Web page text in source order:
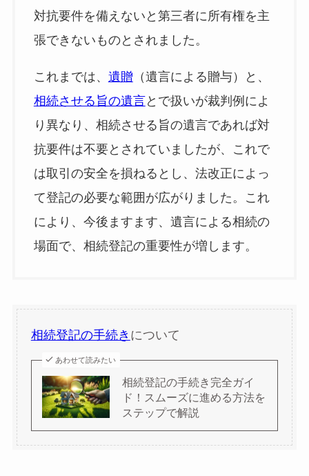
対抗要件を備えないと第三者に所有権を主
張できないものとされました。
これまでは、 遺贈 （遺言による贈与）と、
相続させる旨の遺言とで扱いが裁判例によ
り異なり、相続させる旨の遺言であれば対
抗要件は不要とされていましたが、これで
は取引の安全を損ねるとし、法改正によっ
て登記の必要な範囲が広がりました。これ
により、今後ますます、遺言による相続の
場面で、相続登記の重要性が増します。
相続登記の手続き について
あわせて読みたい
相続登記の手続き完全ガイ
ド！スムーズに進める方法を
ステップで解説